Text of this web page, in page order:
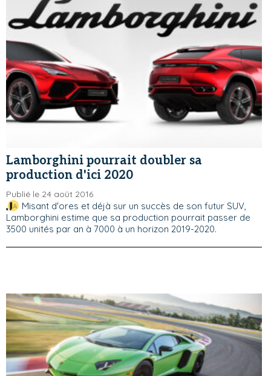
Lamborghini pourrait doubler sa
production d'ici 2020
Publié le 24 août 2016
Misant d'ores et déjà sur un succès de son futur SUV,
Lamborghini estime que sa production pourrait passer de
3500 unités par an à 7000 à un horizon 2019-2020.